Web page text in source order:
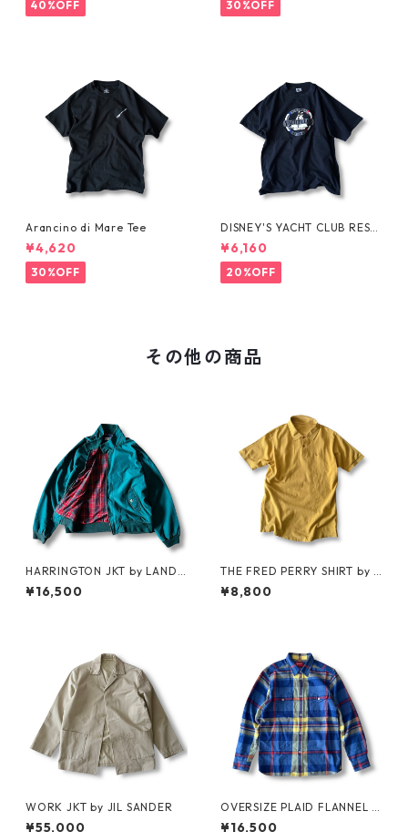
40%OFF 30%OFF
Arancino di Mare Tee
¥4,620
30%OFF
DISNEY'S YACHT CLUB RESO
RT Tee
¥6,160
20%OFF
その他の商品
HARRINGTON JKT by LAND
S'END
¥16,500
THE FRED PERRY SHIRT by F
RED PERRY
¥8,800
WORK JKT by JIL SANDER
¥55,000
OVERSIZE PLAID FLANNEL S
HIRT by Supreme
¥16,500